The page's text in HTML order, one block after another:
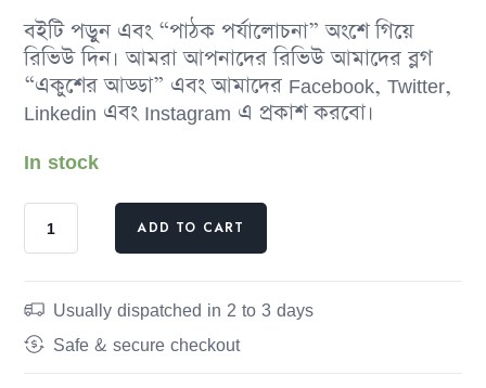
বইটি পড়ুন এবং “পাঠক পর্যালোচনা” অংশে গিয়ে
রিভিউ দিন। আমরা আপনাদের রিভিউ আমাদের ব্লগ
“একুশের আড্ডা” এবং আমাদের Facebook, Twitter,
Linkedin এবং Instagram এ প্রকাশ করবো।
In stock
ADD TO CART
Usually dispatched in 2 to 3 days
Safe & secure checkout